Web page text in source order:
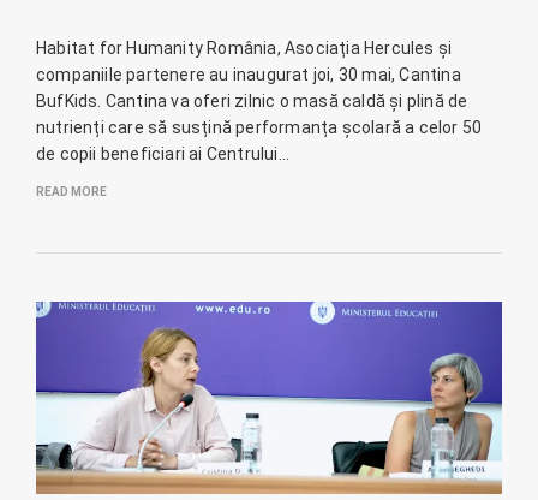
Habitat for Humanity România, Asociația Hercules și
companiile partenere au inaugurat joi, 30 mai, Cantina
BufKids. Cantina va oferi zilnic o masă caldă și plină de
nutrienți care să susțină performanța școlară a celor 50
de copii beneficiari ai Centrului…
READ MORE